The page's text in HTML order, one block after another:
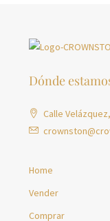
Dónde
Calle
Home
Vender
Comprar